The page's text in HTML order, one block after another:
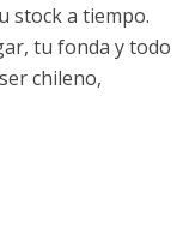
stock a tiempo.
tu fonda y todo
chileno,